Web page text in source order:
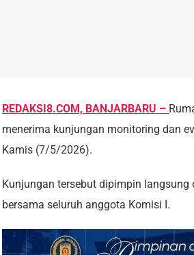
REDAKSI8.COM, BANJARBARU –
menerima kunjungan monitoring dan
Kamis (7/5/2026).
Kunjungan tersebut dipimpin langsung
bersama seluruh anggota Komisi I.